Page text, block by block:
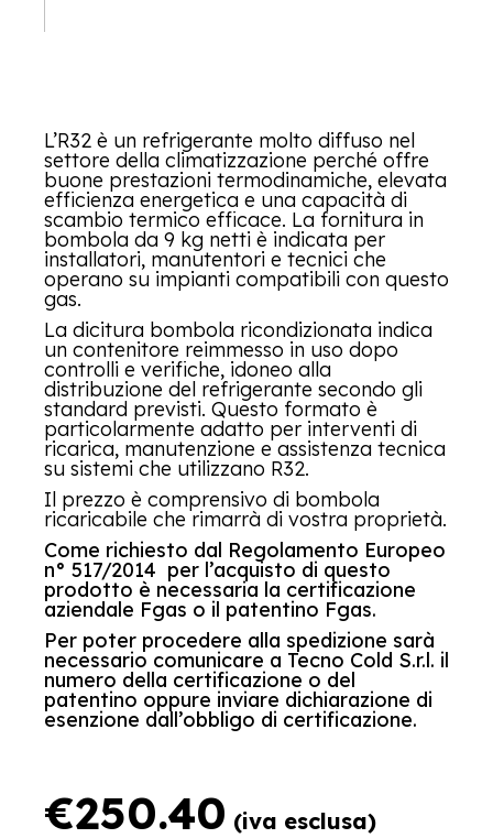
L’R32 è un refrigerante molto diffuso nel
settore della climatizzazione perché offre
buone prestazioni termodinamiche, elevata
efficienza energetica e una capacità di
scambio termico efficace. La fornitura in
bombola da 9 kg netti è indicata per
installatori, manutentori e tecnici che
operano su impianti compatibili con questo
gas.
La dicitura bombola ricondizionata indica
un contenitore reimmesso in uso dopo
controlli e verifiche, idoneo alla
distribuzione del refrigerante secondo gli
standard previsti. Questo formato è
particolarmente adatto per interventi di
ricarica, manutenzione e assistenza tecnica
su sistemi che utilizzano R32.
Il prezzo è comprensivo di bombola
ricaricabile che rimarrà di vostra proprietà.
Come richiesto dal Regolamento Europeo
n° 517/2014 per l’acquisto di questo
prodotto è necessaria la certificazione
aziendale Fgas o il patentino Fgas.
Per poter procedere alla spedizione sarà
necessario comunicare a Tecno Cold S.r.l. il
numero della certificazione o del
patentino oppure inviare dichiarazione di
esenzione dall’obbligo di certificazione.
€250.40 (iva esclusa)